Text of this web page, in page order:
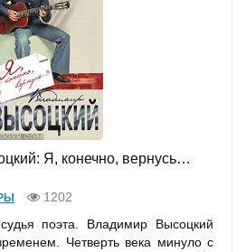
Я, конечно, вернусь…
1202
поэта. Владимир Высоцкий
Четверть века минуло с